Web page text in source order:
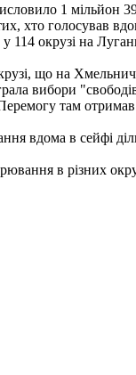
1 мільйон
хто голосував
114 окрузі на
що на
вибори
там
вдома в сейфі
в різних